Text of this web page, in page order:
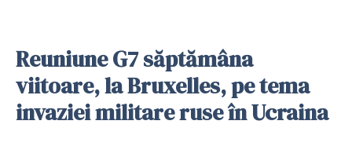
Reuniune G7 săptămâna
viitoare, la Bruxelles, pe tema
invaziei militare ruse în Ucraina